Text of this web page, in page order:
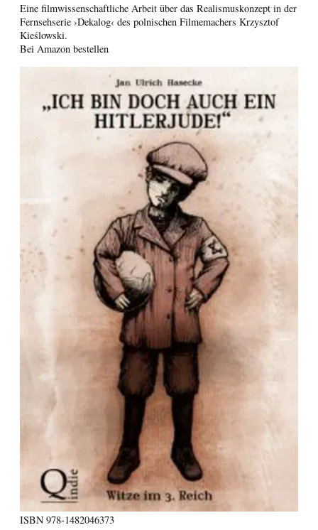
Eine filmwissenschaftliche Arbeit über das Realismuskonzept in der
Fernsehserie ›Dekalog‹ des polnischen Filmemachers Krzysztof
Kieślowski.
Bei Amazon bestellen
ISBN 978-1482046373